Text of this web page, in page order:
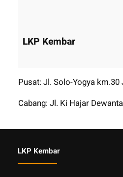
LKP Kembar
Pusat: Jl. Solo-Yogya
Cabang: Jl. Ki Hajar
LKP Kembar